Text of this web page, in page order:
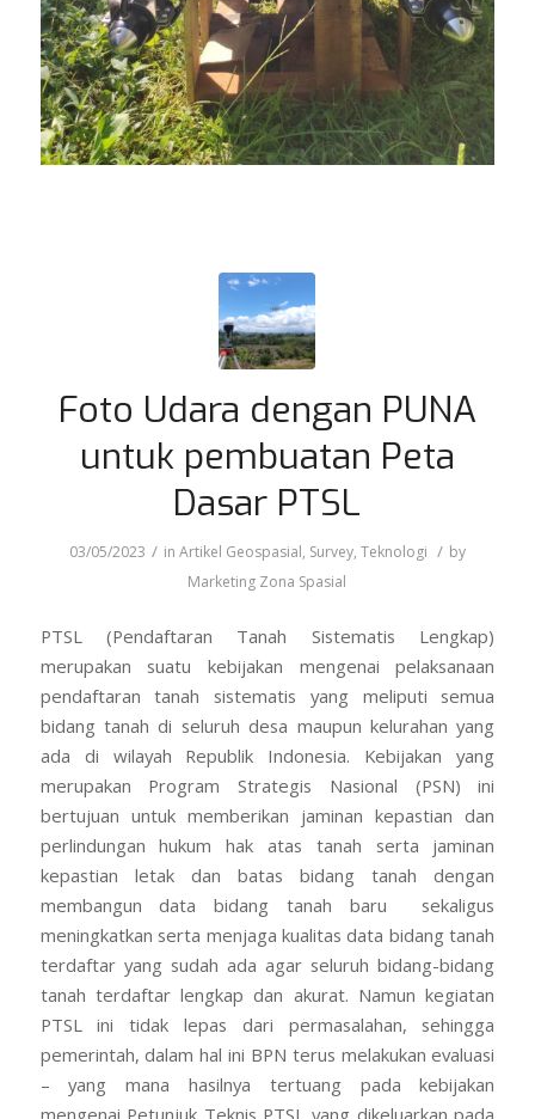
Foto Udara dengan PUNA
untuk pembuatan Peta
Dasar PTSL
03/05/2023 / in Artikel Geospasial, Survey, Teknologi / by
Marketing Zona Spasial
PTSL (Pendaftaran Tanah Sistematis Lengkap)
merupakan suatu kebijakan mengenai pelaksanaan
pendaftaran tanah sistematis yang meliputi semua
bidang tanah di seluruh desa maupun kelurahan yang
ada di wilayah Republik Indonesia. Kebijakan yang
merupakan Program Strategis Nasional (PSN) ini
bertujuan untuk memberikan jaminan kepastian dan
perlindungan hukum hak atas tanah serta jaminan
kepastian letak dan batas bidang tanah dengan
membangun data bidang tanah baru sekaligus
meningkatkan serta menjaga kualitas data bidang tanah
terdaftar yang sudah ada agar seluruh bidang-bidang
tanah terdaftar lengkap dan akurat. Namun kegiatan
PTSL ini tidak lepas dari permasalahan, sehingga
pemerintah, dalam hal ini BPN terus melakukan evaluasi
– yang mana hasilnya tertuang pada kebijakan
mengenai Petunjuk Teknis PTSL yang dikeluarkan pada